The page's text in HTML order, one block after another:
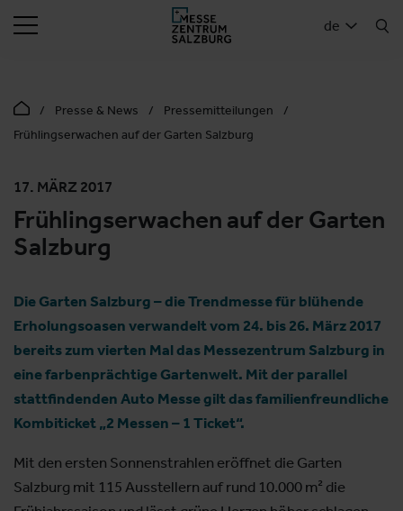
de
Presse & News
Pressemitteilungen
Frühlingserwachen auf der Garten Salzburg
17. MÄRZ 2017
Frühlingserwachen auf der Garten
Salzburg
Die Garten Salzburg – die Trendmesse für blühende
Erholungsoasen verwandelt vom 24. bis 26. März 2017
bereits zum vierten Mal das Messezentrum Salzburg in
eine farbenprächtige Gartenwelt. Mit der parallel
stattfindenden Auto Messe gilt das familienfreundliche
Kombiticket „2 Messen – 1 Ticket“.
Mit den ersten Sonnenstrahlen eröffnet die Garten
Salzburg mit 115 Ausstellern auf rund 10.000 m² die